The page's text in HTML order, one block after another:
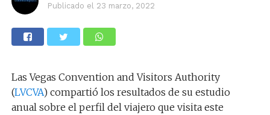
Publicado el 23 marzo, 2022
Las Vegas Convention and Visitors Authority
(LVCVA) compartió los resultados de su estudio
anual sobre el perfil del viajero que visita este